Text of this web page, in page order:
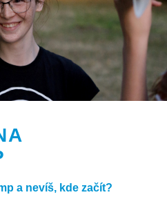
a nevíš, kde začít?